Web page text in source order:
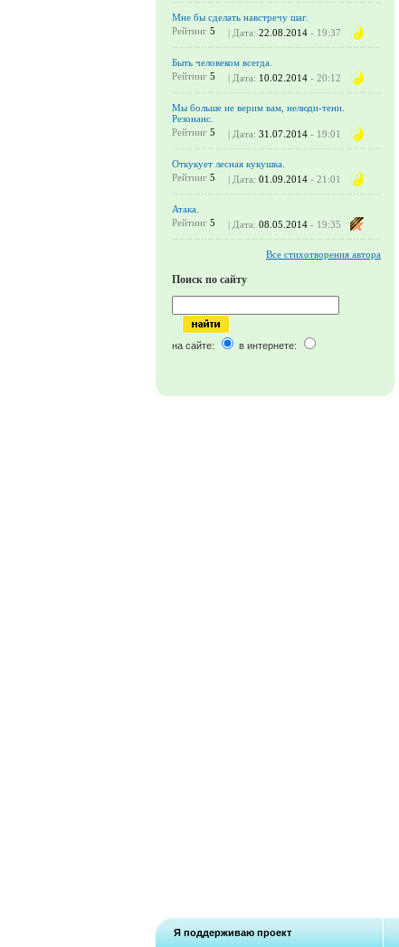
Мне бы сделать навстречу шаг.
Рейтинг 5 | Дата: 22.08.2014 - 19:37
Быть человеком всегда.
Рейтинг 5 | Дата: 10.02.2014 - 20:12
Мы больше не верим вам, нелюди-тени.
Резонанс.
Рейтинг 5 | Дата: 31.07.2014 - 19:01
Откукует лесная кукушка.
Рейтинг 5 | Дата: 01.09.2014 - 21:01
Атака.
Рейтинг 5 | Дата: 08.05.2014 - 19:35
Все стихотворения автора
Поиск по сайту
на сайте: в интернете:
Я поддерживаю проект